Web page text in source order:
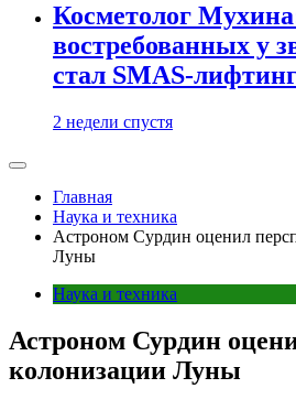
Косметолог
востребованных у
стал SMAS-
2 недели спустя
Главная
Наука и техника
Астроном Сурдин оценил
Луны
Наука и техника
Астроном Сурдин
колонизации Луны